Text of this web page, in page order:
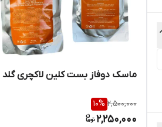
ماسک دوفاز بست کلین لاکچری گلد
2,500,000
10%
2,250,000